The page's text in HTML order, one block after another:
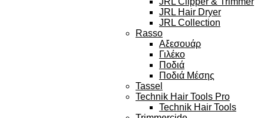
JRL Hair Dryer
JRL Collection
Rasso
Αξεσουάρ
Γιλέκο
Ποδιά
Ποδιά Μέσης
Tassel
Technik Hair Tools Pro
Technik Hair Tools